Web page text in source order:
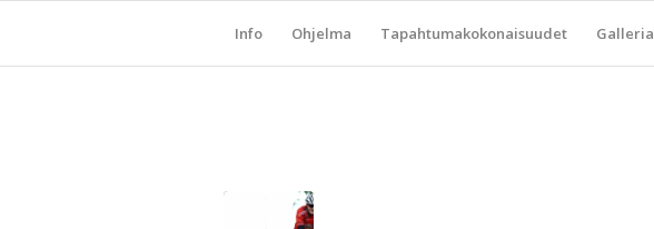
Info Ohjelma Tapahtumakokonaisuudet Galleria